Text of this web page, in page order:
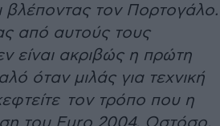
βλέποντας τον Πορτογάλο.
από αυτούς τους
είναι ακριβώς η πρώτη
όταν μιλάς για τεχνική
τον τρόπο που η